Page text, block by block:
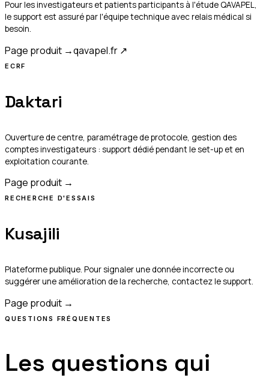
Pour les investigateurs et patients participants à l'étude QAVAPEL,
le support est assuré par l'équipe technique avec relais médical si
besoin.
Page produit →qavapel.fr ↗
ECRF
Daktari
Ouverture de centre, paramétrage de protocole, gestion des
comptes investigateurs : support dédié pendant le set-up et en
exploitation courante.
Page produit →
RECHERCHE D'ESSAIS
Kusajili
Plateforme publique. Pour signaler une donnée incorrecte ou
suggérer une amélioration de la recherche, contactez le support.
Page produit →
QUESTIONS FRÉQUENTES
Les questions qui